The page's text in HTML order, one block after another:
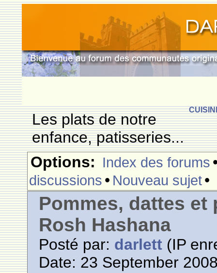
Les plats de notre
enfance, patisseries...
Options: Index des forums
discussions • Nouveau sujet•
Pommes, dattes
Rosh Hashana
Posté par: darlett (IP
Date: 23 September